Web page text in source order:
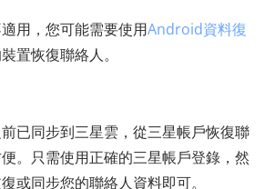
用，您可能需要使用Android資料復
置恢復聯絡人。
已同步到三星雲，從三星帳戶恢復聯
。只需使用正確的三星帳戶登錄，然
或同步您的聯絡人資料即可。